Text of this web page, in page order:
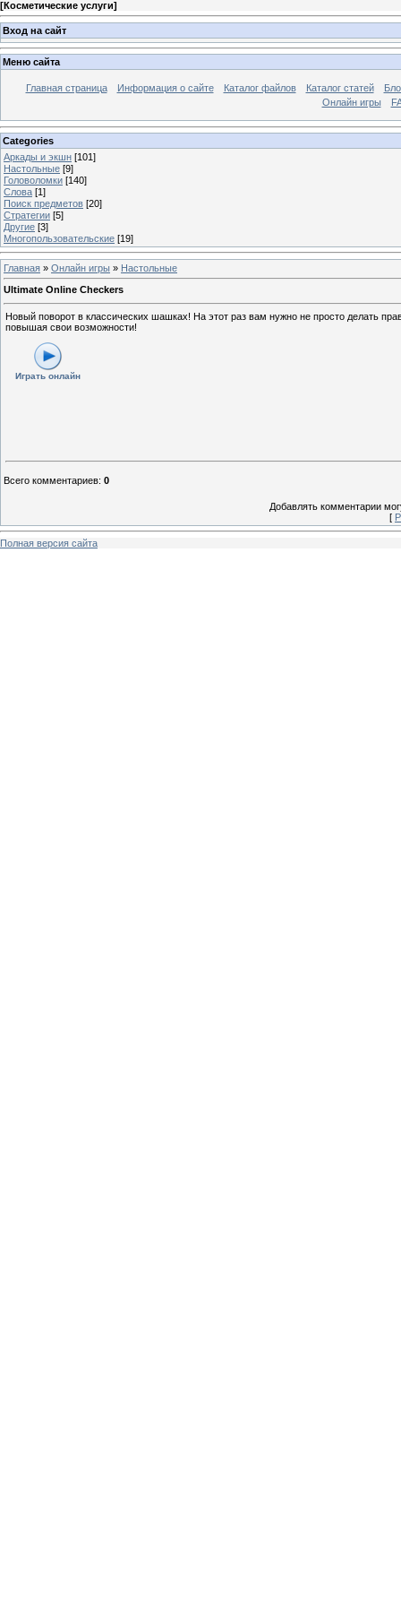
[Косметические услуги]
Вход на сайт
Меню сайта
Главная страница Информация о сайте Каталог файлов Каталог статей
Онлайн игры
Categories
Аркады и экшн [101]
Настольные [9]
Головоломки [140]
Слова [1]
Поиск предметов [20]
Стратегии [5]
Другие [3]
Многопользовательские [19]
Главная » Онлайн игры » Настольные
Ultimate Online Checkers
Новый поворот в классических шашках! На этот раз вам нужно не просто делать
повышая свои возможности!
Играть онлайн
Всего комментариев: 0
Добавлять комментарии
[
Полная версия сайта